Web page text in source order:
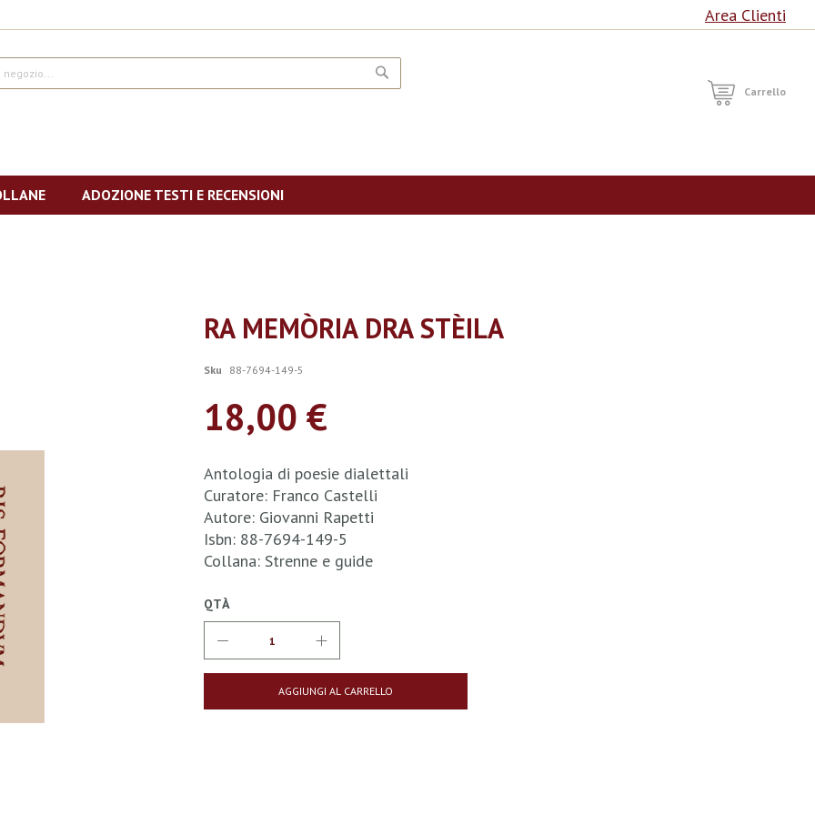
Area Clienti
Carrello
ADOZIONE TESTI E RECENSIONI
RA MEMÒRIA DRA STÈILA
Sku 88-7694-149-5
18,00 €
Antologia di poesie dialettali
Curatore: Franco Castelli
Autore: Giovanni Rapetti
Isbn: 88-7694-149-5
Collana: Strenne e guide
QTÀ
AGGIUNGI AL CARRELLO